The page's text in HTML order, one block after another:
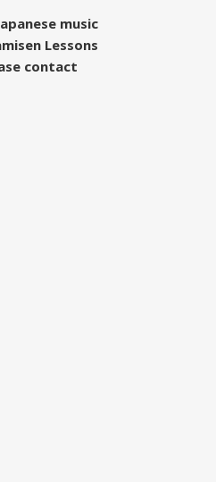
music
Lessons
contact